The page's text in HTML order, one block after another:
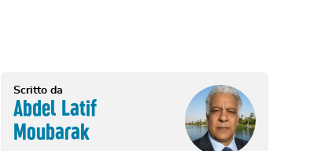
Scritto da
Abdel Latif
Moubarak